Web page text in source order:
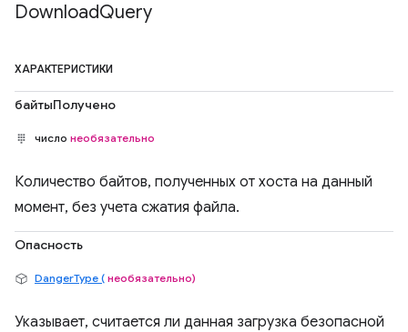
DownloadQuery
ХАРАКТЕРИСТИКИ
байтыПолучено
число необязательно
Количество байтов, полученных от хоста на данный
момент, без учета сжатия файла.
Опасность
DangerType ( необязательно)
Указывает, считается ли данная загрузка безопасной